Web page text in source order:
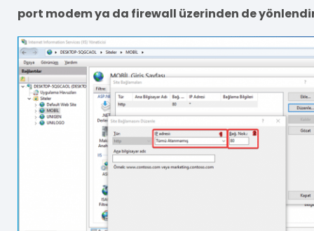
port modem ya da firewall üzerinden de